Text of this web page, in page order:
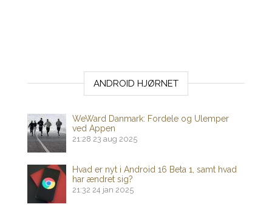
ANDROID HJØRNET
WeWard Danmark: Fordele og Ulemper
ved Appen
21:28 23 aug 2025
Hvad er nyt i Android 16 Beta 1, samt hvad
har ændret sig?
21:32 24 jan 2025